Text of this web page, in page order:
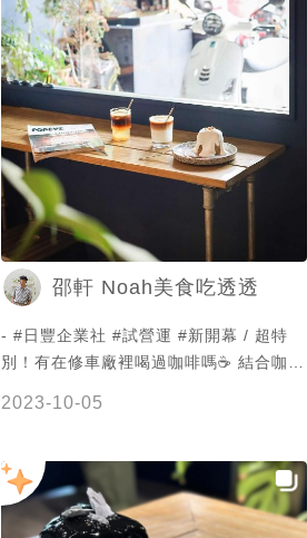
邵軒 Noah美食吃透透
- #日豐企業社 #試營運 #新開幕 / 超特
別！有在修車廠裡喝過咖啡嗎☕️ 結合咖啡
口味多種🍰還有咖啡飲品等 店內只有吧台
柚香美式 $120 ☁️拿鐵 $100 ☁️海鹽焦糖
奶茶戚風 $160 柚香的香甜搭配美式非常
清爽！💦 拿鐵☕️中規中矩 戚風蛋糕🍰很
2023-10-05